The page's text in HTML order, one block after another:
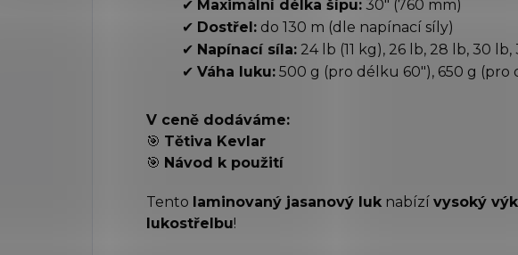
✔ Maximální délka šípu: 30" (760 mm)
✔ Dostřel: do 130 m (dle napínací síly)
✔ Napínací síla: 24 lb (11 kg), 26 lb, 28 lb, 30
✔ Váha luku: 500 g (pro délku 60"), 650 g (pro
V ceně dodáváme:
🎯 Tětiva Kevlar
🎯 Návod k použití
Tento laminovaný jasanový luk nabízí vysoký
lukostřelbu!